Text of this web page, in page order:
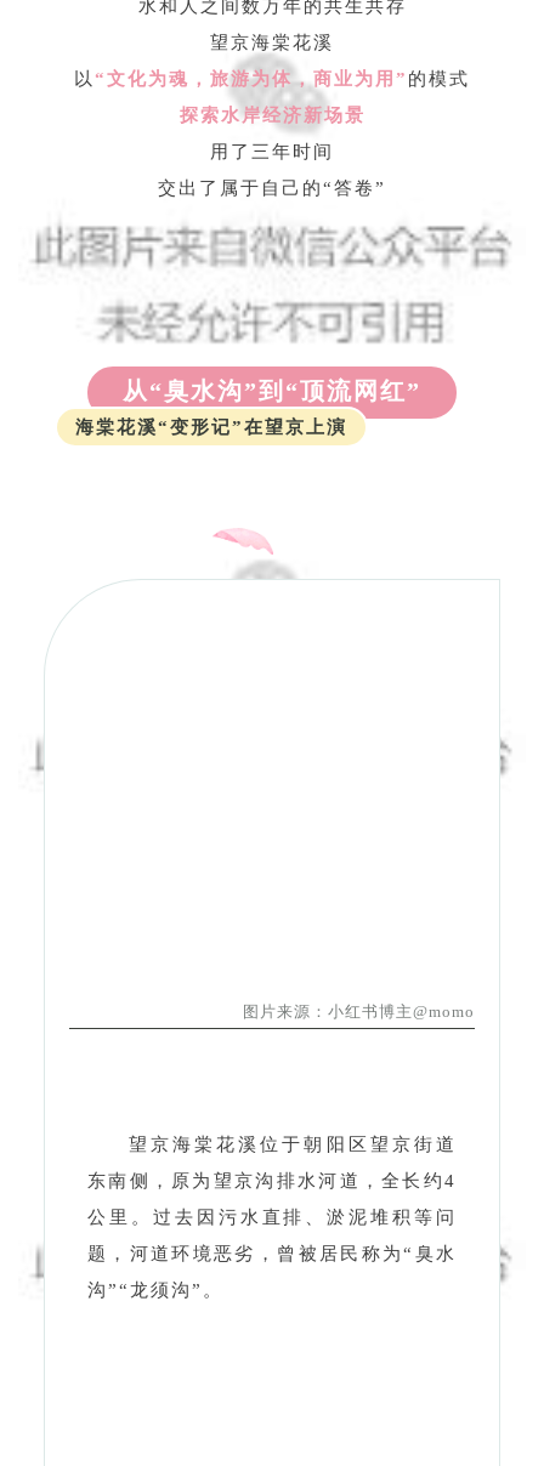
水和人之间数万年的共生共存
望京海棠花溪
以 “文化为魂，旅游为体，商业为用” 的模式
探索水岸经济新场景
用了三年时间
交出了属于自己的“答卷”
从“臭水沟”到“顶流网红”
海棠花溪“变形记”在望京上演
图片来源：小红书博主@momo
望京海棠花溪位于朝阳区望京街道
东南侧，原为望京沟排水河道，全长约4
公里。过去因污水直排、淤泥堆积等问
题，河道环境恶劣，曾被居民称为“臭水
沟”“龙须沟”。